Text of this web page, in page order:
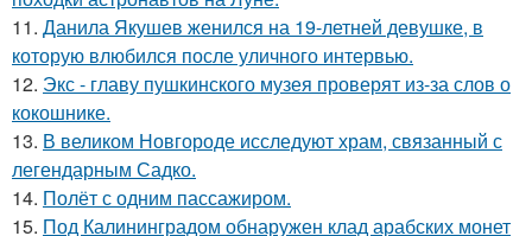
11. Данила Якушев женился на 19-летней девушке, в
которую влюбился после уличного интервью.
12. Экс - главу пушкинского музея проверят из-за слов о
кокошнике.
13. В великом Новгороде исследуют храм, связанный с
легендарным Садко.
14. Полёт с одним пассажиром.
15. Под Калининградом обнаружен клад арабских монет